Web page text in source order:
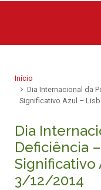
Início
Dia Internacional da
Significativo Azul –
Dia
Deficiência
Significativo
3/12/2014